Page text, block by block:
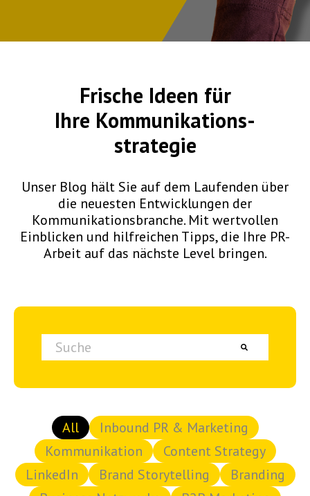
Frische Ideen für
Ihre Kommunikations-
strategie
Unser Blog hält Sie auf dem Laufenden über
die neuesten Entwicklungen der
Kommunikationsbranche. Mit wertvollen
Einblicken und hilfreichen Tipps, die Ihre PR-
Arbeit auf das nächste Level bringen.
Dies ist ein Suchfeld mit einer automatischen Vorschlagsfunktion.
All
Inbound PR & Marketing
Kommunikation
Content Strategy
LinkedIn
Brand Storytelling
Branding